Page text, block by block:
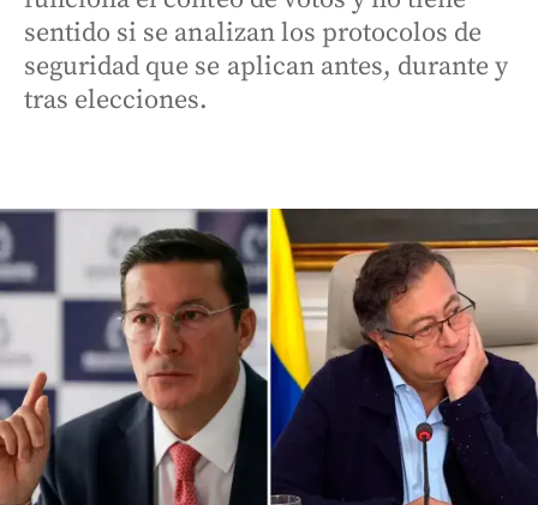
sentido si se analizan los protocolos de
seguridad que se aplican antes, durante y
tras elecciones.